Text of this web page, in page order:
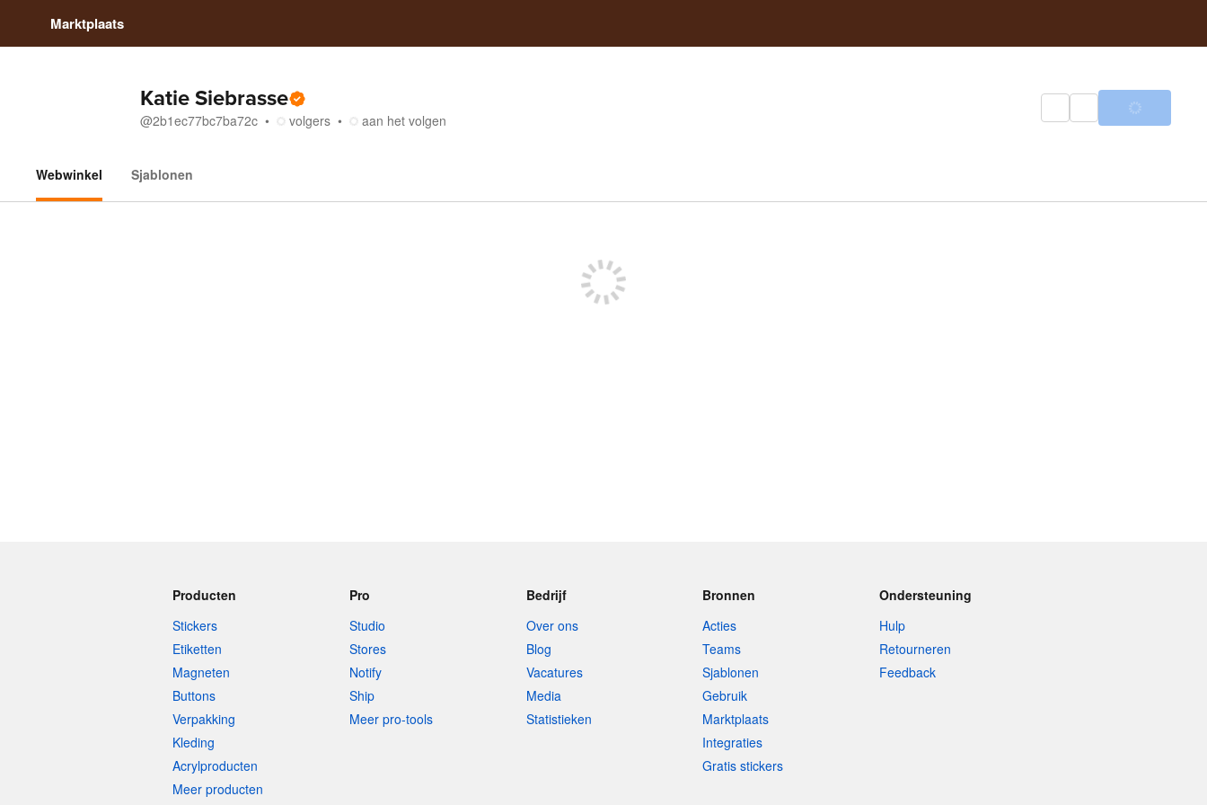
Marktplaats
Katie Siebrasse
@2b1ec77bc7ba72c volgers aan het volgen
Webwinkel Sjablonen
Producten
Stickers
Etiketten
Magneten
Buttons
Verpakking
Kleding
Acrylproducten
Meer producten
Pro
Studio
Stores
Notify
Ship
Meer pro-tools
Bedrijf
Over ons
Blog
Vacatures
Media
Statistieken
Bronnen
Acties
Teams
Sjablonen
Gebruik
Marktplaats
Integraties
Gratis stickers
Ondersteuning
Hulp
Retourneren
Feedback